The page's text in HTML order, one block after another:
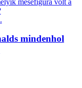
mindenhol